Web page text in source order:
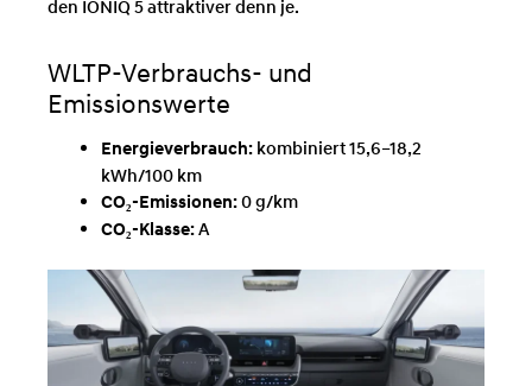
den IONIQ 5 attraktiver denn je.
WLTP-Verbrauchs- und
Emissionswerte
Energieverbrauch: kombiniert 15,6–18,2
kWh/100 km
CO₂-Emissionen:0 g/km
CO₂-Klasse:A